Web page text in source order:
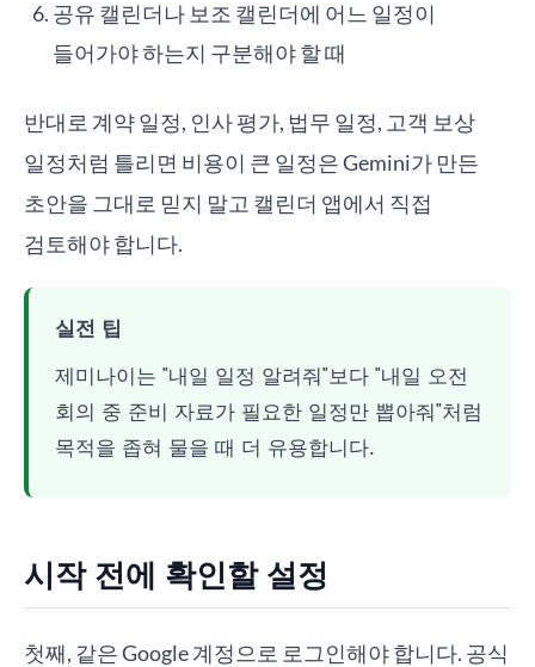
공유 캘린더나 보조 캘린더에 어느 일정이
들어가야 하는지 구분해야 할 때
반대로 계약 일정, 인사 평가, 법무 일정, 고객 보상
일정처럼 틀리면 비용이 큰 일정은 Gemini가 만든
초안을 그대로 믿지 말고 캘린더 앱에서 직접
검토해야 합니다.
실전 팁
제미나이는 "내일 일정 알려줘"보다 "내일 오전
회의 중 준비 자료가 필요한 일정만 뽑아줘"처럼
목적을 좁혀 물을 때 더 유용합니다.
시작 전에 확인할 설정
첫째, 같은 Google 계정으로 로그인해야 합니다. 공식